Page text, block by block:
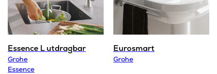
Essence L utdragbar
Grohe
Essence
Eurosmart
Grohe